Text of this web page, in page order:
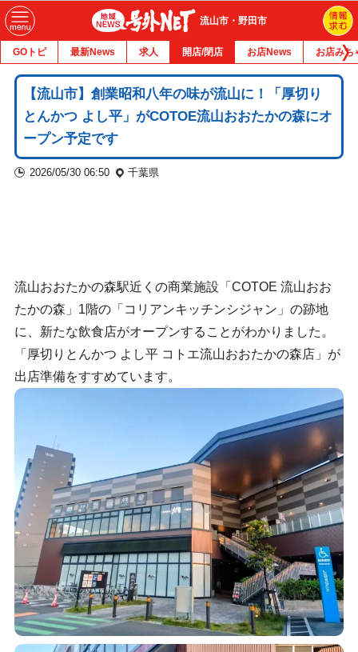
流山市・野田市
GOトピ 最新News 求人 開店/閉店 お店News お店みち
【流山市】創業昭和八年の味が流山に！「厚切り
とんかつ よし平」がCOTOE流山おおたかの森にオ
ープン予定です
2026/05/30 06:50 千葉県
流山おおたかの森駅近くの商業施設「COTOE 流山おお
たかの森」1階の「コリアンキッチンシジャン」の跡地
に、新たな飲食店がオープンすることがわかりました。
「厚切りとんかつ よし平 コトエ流山おおたかの森店」が
出店準備をすすめています。